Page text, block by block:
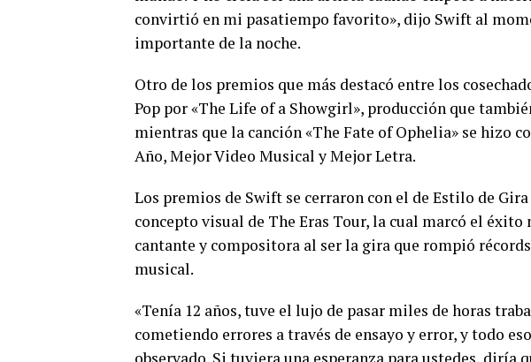
convirtió en mi pasatiempo favorito», dijo Swift al
importante de la noche.
Otro de los premios que más destacó entre los
Pop por «The Life of a Showgirl», producción que
mientras que la canción «The Fate of Ophelia» se hizo
Año, Mejor Video Musical y Mejor Letra.
Los premios de Swift se cerraron con el de Estilo de
concepto visual de The Eras Tour, la cual marcó el éxito
cantante y compositora al ser la gira que rompió
musical.
«Tenía 12 años, tuve el lujo de pasar miles de horas
cometiendo errores a través de ensayo y error, y todo